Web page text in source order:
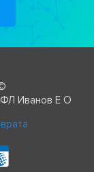
ФЛ Иванов Е О